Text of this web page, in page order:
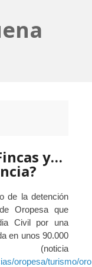
y…
de la detención
Oropesa que
Civil por una
en unos 90.000
oropesa/turismo/